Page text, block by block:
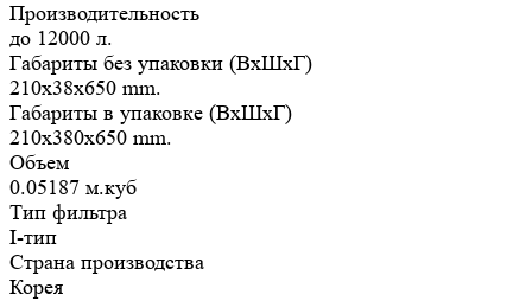
Производительность
до 12000 л.
Габариты без упаковки (ВxШxГ)
210x38x650 mm.
Габариты в упаковке (ВxШxГ)
210x380x650 mm.
Объем
0.05187 м.куб
Тип фильтра
I-тип
Страна производства
Корея